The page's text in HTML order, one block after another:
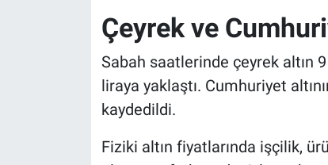
Çeyrek ve
Sabah saatlerinde çeyrek altın
liraya yaklaştı. Cumhuriyet
kaydedildi.
Fiziki altın fiyatlarında işçilik,